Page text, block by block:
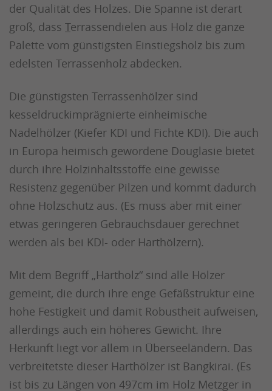
der Qualität des Holzes. Die Spanne ist derart
groß, dass Terrassendielen aus Holz die ganze
Palette vom günstigsten Einstiegsholz bis zum
edelsten Terrassenholz abdecken.
Die günstigsten Terrassenhölzer sind
kesseldruckimprägnierte einheimische
Nadelhölzer (Kiefer KDI und Fichte KDI). Die auch
in Europa heimisch gewordene Douglasie bietet
durch ihre Holzinhaltsstoffe eine gewisse
Resistenz gegenüber Pilzen und kommt dadurch
ohne Holzschutz aus. (Es muss aber mit einer
etwas geringeren Gebrauchsdauer gerechnet
werden als bei KDI- oder Harthölzern).
Mit dem Begriff „Hartholz“ sind alle Hölzer
gemeint, die durch ihre enge Gefäßstruktur eine
hohe Festigkeit und damit Robustheit aufweisen,
allerdings auch ein höheres Gewicht. Ihre
Herkunft liegt vor allem in Überseeländern. Das
verbreitetste dieser Harthölzer ist Bangkirai. (Es
ist bis zu Längen von 497cm im Holz Metzger in